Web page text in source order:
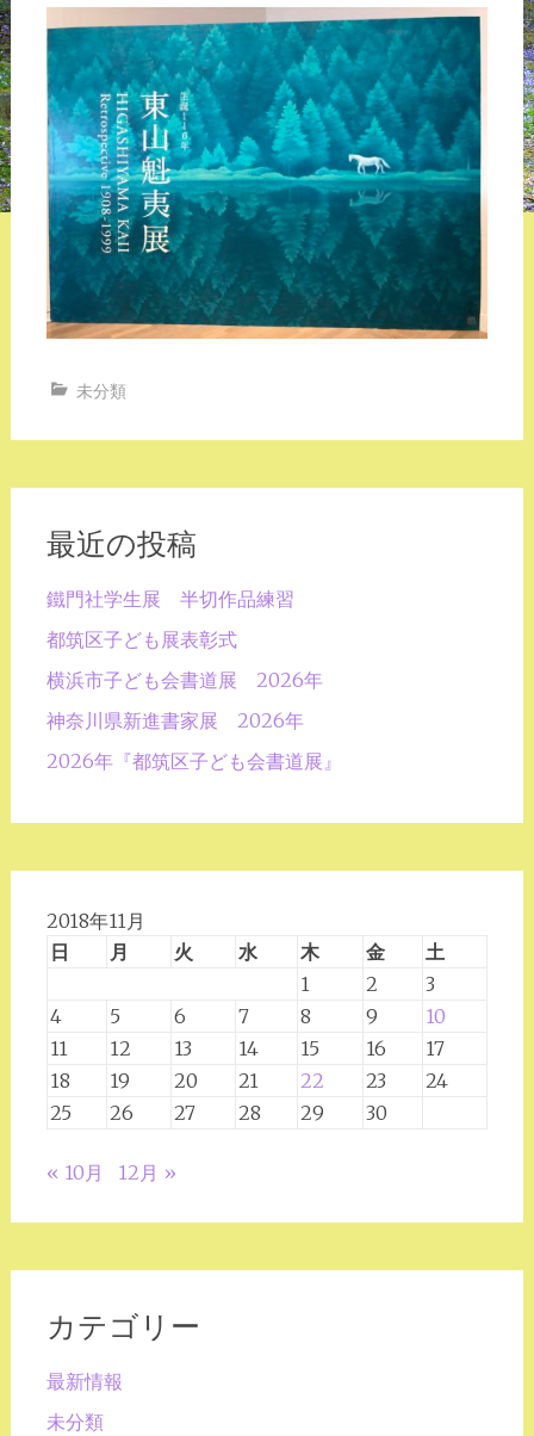
未分類
最近の投稿
鐵門社学生展 半切作品練習
都筑区子ども展表彰式
横浜市子ども会書道展 2026年
神奈川県新進書家展 2026年
2026年『都筑区子ども会書道展』
2018年11月
日
月 火 水 木 金
土
1
2
3
4
5 6 7 8 9
10
11
12 13 14 15 16
17
18
19 20 21 22 23
24
25
26 27 28 29 30
« 10月 12月 »
カテゴリー
最新情報
未分類